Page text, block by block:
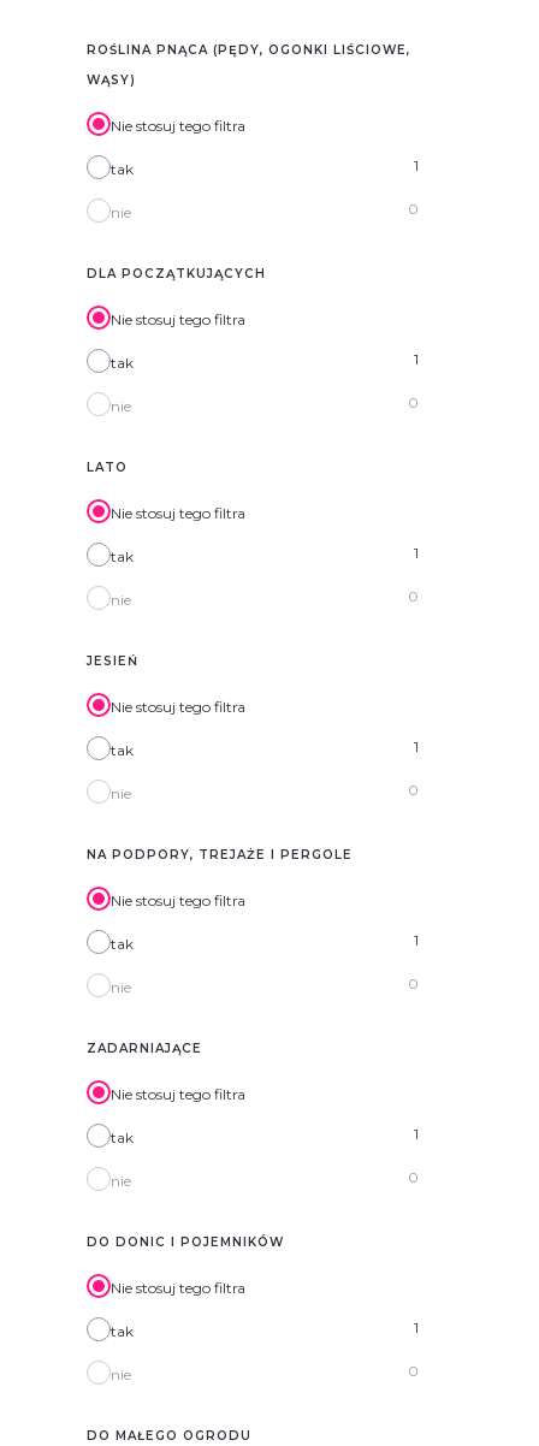
ROŚLINA PNĄCA (PĘDY, OGONKI LIŚCIOWE,
WĄSY)
Nie stosuj tego filtra
tak 1
nie 0
DLA POCZĄTKUJĄCYCH
Nie stosuj tego filtra
tak 1
nie 0
LATO
Nie stosuj tego filtra
tak 1
nie 0
JESIEŃ
Nie stosuj tego filtra
tak 1
nie 0
NA PODPORY, TREJAŻE I PERGOLE
Nie stosuj tego filtra
tak 1
nie 0
ZADARNIAJĄCE
Nie stosuj tego filtra
tak 1
nie 0
DO DONIC I POJEMNIKÓW
Nie stosuj tego filtra
tak 1
nie 0
DO MAŁEGO OGRODU